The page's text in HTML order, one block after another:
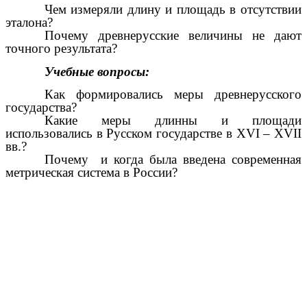
Чем измеряли длину и площадь в отсутствии
эталона?
Почему древнерусские величины не дают
точного результата?
Учебные вопросы:
Как формировались меры древнерусского
государства?
Какие меры длинны и площади
использовались в Русском государстве в XVI – XVII
вв.?
Почему и когда была введена современная
метрическая система в России?